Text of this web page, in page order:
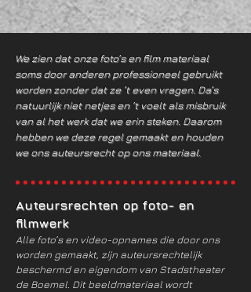
We zien dat onze foto’s en film materiaal
soms door anderen professioneel gebruikt
worden zonder dat ze ’t even vragen. Da’s
natuurlijk niet netjes en ’t voelt als misbruik
van al het werk dat we erin steken. Daarom
hebben we deze regel gemaakt en houden
we ons auteursrecht op ons materiaal.
Auteursrechten op foto- en
filmwerk
Alle foto’s en video-opnames die door ons
worden gemaakt, zijn auteursrechtelijk
beschermd en eigendom van Stadstheater
de Boemel. Dit beeldmateriaal wordt